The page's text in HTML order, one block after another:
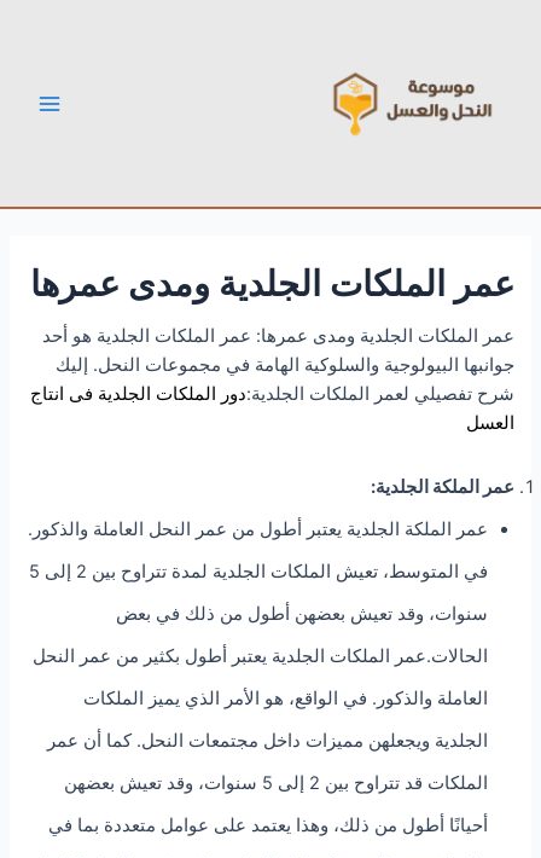
عمر الملكات الجلدية ومدى عمرها
عمر الملكات الجلدية ومدى عمرها: عمر الملكات الجلدية هو أحد
جوانبها البيولوجية والسلوكية الهامة في مجموعات النحل. إليك
شرح تفصيلي لعمر الملكات الجلدية:دور الملكات الجلدية فى انتاج
العسل
عمر الملكة الجلدية:
عمر الملكة الجلدية يعتبر أطول من عمر النحل العاملة والذكور.
في المتوسط، تعيش الملكات الجلدية لمدة تتراوح بين 2 إلى 5
سنوات، وقد تعيش بعضهن أطول من ذلك في بعض
الحالات.عمر الملكات الجلدية يعتبر أطول بكثير من عمر النحل
العاملة والذكور. في الواقع، هو الأمر الذي يميز الملكات
الجلدية ويجعلهن مميزات داخل مجتمعات النحل. كما أن عمر
الملكات قد تتراوح بين 2 إلى 5 سنوات، وقد تعيش بعضهن
أحيانًا أطول من ذلك، وهذا يعتمد على عوامل متعددة بما في